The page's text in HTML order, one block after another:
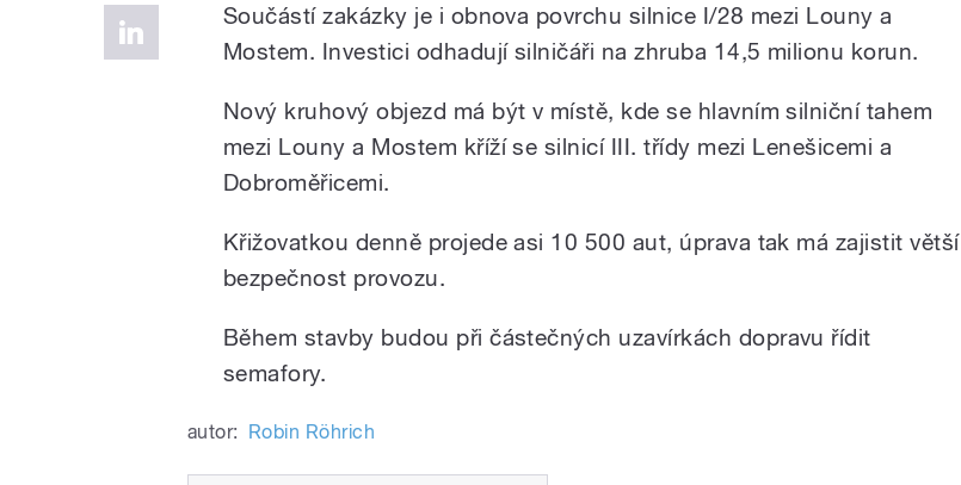
Součástí zakázky je i obnova povrchu silnice I/28 mezi Louny a
Mostem. Investici odhadují silničáři na zhruba 14,5 milionu korun.
Nový kruhový objezd má být v místě, kde se hlavním silniční tahem
mezi Louny a Mostem kříží se silnicí III. třídy mezi Lenešicemi a
Dobroměřicemi.
Křižovatkou denně projede asi 10 500 aut, úprava tak má zajistit větší
bezpečnost provozu.
Během stavby budou při částečných uzavírkách dopravu řídit
semafory.
autor: Robin Röhrich